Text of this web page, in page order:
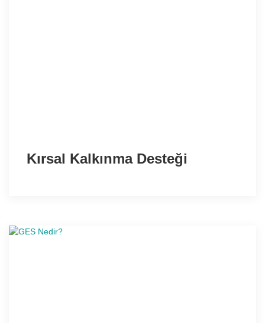
Kırsal Kalkınma Desteği